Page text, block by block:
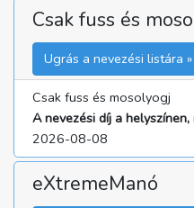
Csak fuss és
Ugrás a nevezési listára »
Csak fuss és mosolyogj
A nevezési díj a
2026-08-08
eXtremeManó